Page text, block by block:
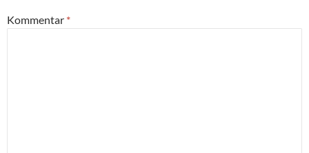
Kommentar *